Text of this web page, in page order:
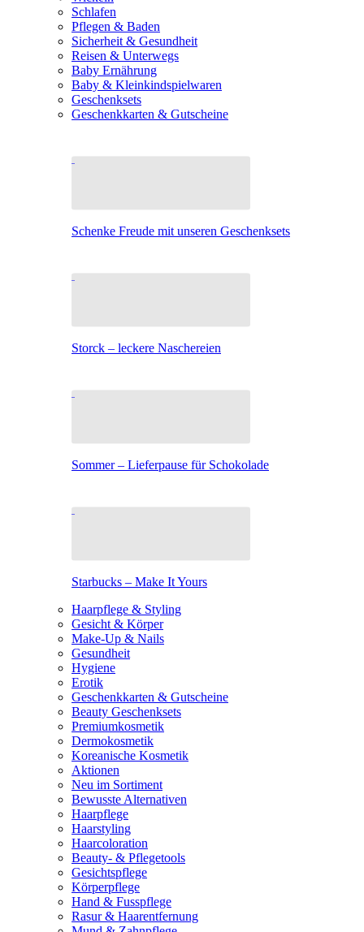
Schlafen
Pflegen & Baden
Sicherheit & Gesundheit
Reisen & Unterwegs
Baby Ernährung
Baby & Kleinkindspielwaren
Geschenksets
Geschenkkarten & Gutscheine
Schenke Freude mit unseren Geschenksets
Storck – leckere Naschereien
Sommer – Lieferpause für Schokolade
Starbucks – Make It Yours
Haarpflege & Styling
Gesicht & Körper
Make-Up & Nails
Gesundheit
Hygiene
Erotik
Geschenkkarten & Gutscheine
Beauty Geschenksets
Premiumkosmetik
Dermokosmetik
Koreanische Kosmetik
Aktionen
Neu im Sortiment
Bewusste Alternativen
Haarpflege
Haarstyling
Haarcoloration
Beauty- & Pflegetools
Gesichtspflege
Körperpflege
Hand & Fusspflege
Rasur & Haarentfernung